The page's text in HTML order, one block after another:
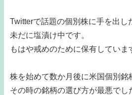
Twitterで話題の個別株に手を出し
未だに塩漬け中です。
もはや戒めのために保有していま
株を始めて数か月後に米国個別銘
その時の銘柄の選び方が最悪でし